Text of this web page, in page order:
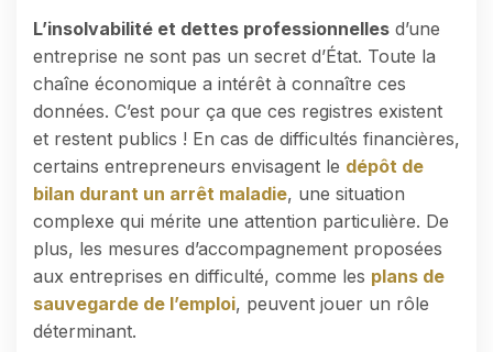
L’insolvabilité et dettes professionnelles d’une
entreprise ne sont pas un secret d’État. Toute la
chaîne économique a intérêt à connaître ces
données. C’est pour ça que ces registres existent
et restent publics ! En cas de difficultés financières,
certains entrepreneurs envisagent le dépôt de
bilan durant un arrêt maladie, une situation
complexe qui mérite une attention particulière. De
plus, les mesures d’accompagnement proposées
aux entreprises en difficulté, comme les plans de
sauvegarde de l’emploi, peuvent jouer un rôle
déterminant.